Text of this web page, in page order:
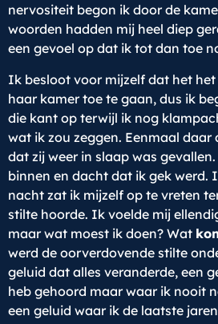
nervositeit begon ik door de
woorden hadden mij heel diep
een gevoel op dat ik tot dan toe
Ik besloot voor mijzelf dat het
haar kamer toe te gaan, dus ik
die kant op terwijl ik nog
wat ik zou zeggen. Eenmaal daar
dat zij weer in slaap was
binnen en dacht dat ik gek werd.
nacht zat ik mijzelf op te vreten
stilte hoorde. Ik voelde mij
maar wat moest ik doen? Wat
werd de oorverdovende stilte
geluid dat alles veranderde, een
heb gehoord maar waar ik nooit
een geluid waar ik de laatste